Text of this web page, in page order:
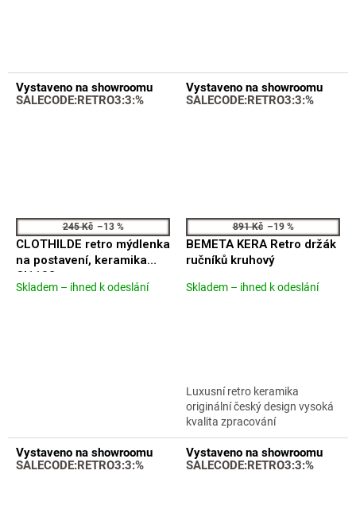
hvězdiček.
hvězdiček.
Vystaveno na showroomu
SALECODE:RETRO3:3:%
245 Kč –13 %
CLOTHILDE retro mýdlenka
na postavení, keramika
CI1102
Průměrné
Skladem – ihned k odeslání
Vystaveno na showroomu
SALECODE:RETRO3:3:%
891 Kč –19 %
BEMETA KERA Retro držák
ručníků kruhový
Průměrné
hvězdiček.
Skladem – ihned k odeslání
Luxusní retro keramika
originální český design vysoká
kvalita zpracování
Vystaveno na showroomu
SALECODE:RETRO3:3:%
Vystaveno na showroomu
SALECODE:RETRO3:3:%